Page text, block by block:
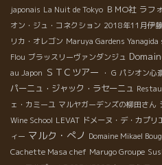
japonais La Nuit de Tokyo ＢＭО社 ラフ
オン・ジュ・コネクション 2018年11月伊
リカ・オレゴン Maruya Gardens Yanagida
Flou ブラッスリーヴァンダンジュ
au Japon ＳＴＣツアー ・ G パシオン心
パーニュ・ジャック・ラセーニュ
ェ・カミーユ マルヤガーデンズの柳田さん
Wine School LEVAT ドメーヌ・デ・カプリ
ィー マルク・ぺノ Domaine Mikael
Cachette Masa chef Marugo Groupe